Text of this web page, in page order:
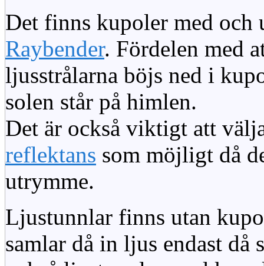
Det finns kupoler med och
Raybender. Fördelen med
ljusstrålarna böjs ned i
solen står på himlen.
Det är också viktigt att
reflektans som möjligt då
utrymme.
Ljustunnlar finns utan
samlar då in ljus endast då